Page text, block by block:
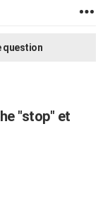
question
"stop" et